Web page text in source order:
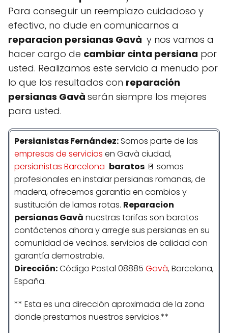
Para conseguir un reemplazo cuidadoso y
efectivo, no dude en comunicarnos a
reparacion persianas Gavà y nos vamos a
hacer cargo de cambiar cinta persiana por
usted. Realizamos este servicio a menudo por
lo que los resultados con reparación
persianas Gavà serán siempre los mejores
para usted.
PersianistasFernández:Somos parte de las
empresas de servicios en Gavà ciudad,
persianistas Barcelona baratos 🚪 somos
profesionales en instalar persianas romanas, de
madera, ofrecemos garantía en cambios y
sustitución de lamas rotas. Reparacion
persianas Gavà nuestras tarifas son baratos
contáctenos ahora y arregle sus persianas en su
comunidad de vecinos. servicios de calidad con
garantía demostrable.
Dirección:Código Postal 08885 Gavà, Barcelona,
España.
** Esta es una dirección aproximada de la zona
donde prestamos nuestros servicios.**